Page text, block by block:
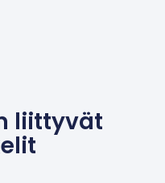
liittyvät